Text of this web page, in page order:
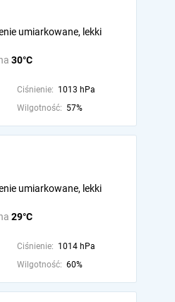
30°C
umiarkowane, lekki
Ciśnienie: 1013 hPa
Wilgotność: 57%
29°C
umiarkowane, lekki
Ciśnienie: 1014 hPa
Wilgotność: 60%